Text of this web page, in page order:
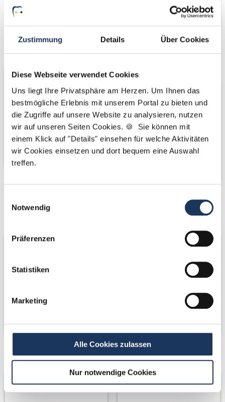
Zustimmung Details Über Cookies
Diese Webseite verwendet Cookies
Uns liegt Ihre Privatsphäre am Herzen. Um Ihnen das
bestmögliche Erlebnis mit unserem Portal zu bieten und
die Zugriffe auf unsere Website zu analysieren, nutzen
wir auf unseren Seiten Cookies. 🍪 Sie können mit
einem Klick auf "Details" einsehen für welche Aktivitäten
wir Cookies einsetzen und dort bequem eine Auswahl
treffen.
Notwendig
Präferenzen
Statistiken
Marketing
Alle Cookies zulassen
Nur notwendige Cookies
Wir fördern
Wir pflanzen
Kooperations-
Partner
Kooperations-
Partner
Netzwerk-Partner Netzwerk-Partner